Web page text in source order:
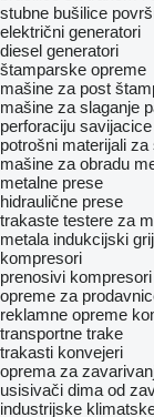
stubne bušilice
električni generatori
diesel generatori
štamparske opreme
mašine za post
mašine za slaganje
perforaciju
potrošni materijali za
mašine za obradu
metalne prese
hidraulične prese
trakaste testere za
metala indukcijski
kompresori
prenosivi kompresori
opreme za
reklamne opreme
transportne trake
trakasti konvejeri
oprema za
usisivači dima od
industrijske